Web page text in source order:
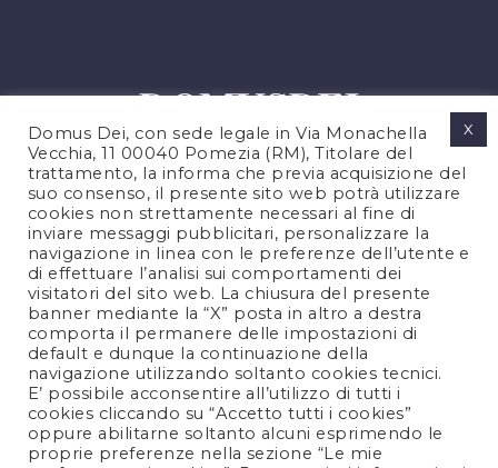
PRIVACY POLICY
COOKIES POLICY
NOTE LEGALI
CONTATTACI
FOLLOW US
Domus Dei, con sede legale in Via Monachella
Vecchia, 11 00040 Pomezia (RM), Titolare del
trattamento, la informa che previa acquisizione del
suo consenso, il presente sito web potrà utilizzare
cookies non strettamente necessari al fine di
inviare messaggi pubblicitari, personalizzare la
navigazione in linea con le preferenze dell’utente e
di effettuare l’analisi sui comportamenti dei
visitatori del sito web. La chiusura del presente
banner mediante la “X” posta in altro a destra
comporta il permanere delle impostazioni di
default e dunque la continuazione della
navigazione utilizzando soltanto cookies tecnici.
E’ possibile acconsentire all’utilizzo di tutti i
cookies cliccando su “Accetto tutti i cookies”
oppure abilitarne soltanto alcuni esprimendo le
proprie preferenze nella sezione “Le mie
X